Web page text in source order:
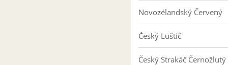
Novozélandský Červený
Český Luštič
Český Strakáč Černožlutý